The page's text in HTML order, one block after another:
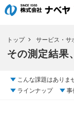
トップ サービス・サ
その測定結果
こんな課題はありま
ラインナップ
事